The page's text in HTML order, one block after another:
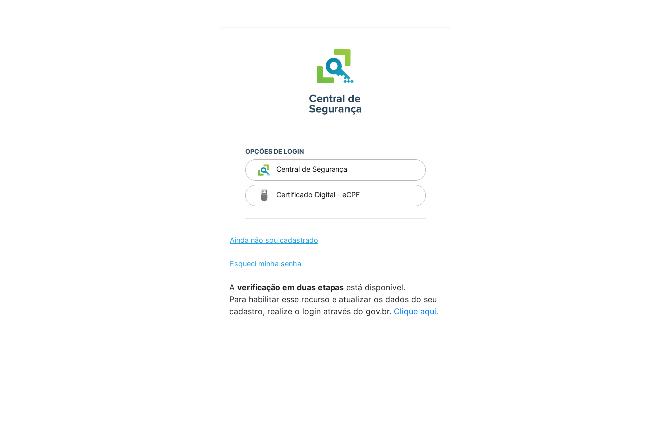
OPÇÕES DE LOGIN
Central de Segurança
Certificado Digital - eCPF
Ainda não sou cadastrado
Esqueci minha senha
A verificação em duas etapas está disponível.
Para habilitar esse recurso e atualizar os dados do seu
cadastro, realize o login através do gov.br. Clique aqui.